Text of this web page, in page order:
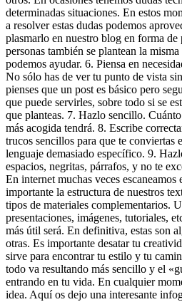
determinadas situaciones. En estos
a resolver estas dudas podemos
plasmarlo en nuestro blog en forma de
personas también se plantean la
podemos ayudar. 6. Piensa en
No sólo has de ver tu punto de vista
pienses que un post es básico pero
que puede servirles, sobre todo si se
que planteas. 7. Hazlo sencillo.
más acogida tendrá. 8. Escribe
trucos sencillos para que te
lenguaje demasiado específico. 9.
espacios, negritas, párrafos, y no te
En internet muchas veces escaneamos
importante la estructura de nuestros
tipos de materiales complementarios.
presentaciones, imágenes, tutoriales,
más útil será. En definitiva, estas son
otras. Es importante desatar tu
sirve para encontrar tu estilo y tu
todo va resultando más sencillo y el
entrando en tu vida. En cualquier
idea. Aquí os dejo una interesante